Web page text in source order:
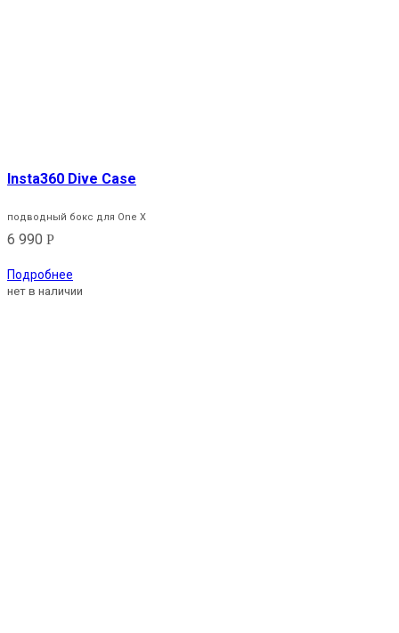
Insta360 Dive Case
подводный бокс для One X
6 990 Р
Подробнее
нет в наличии